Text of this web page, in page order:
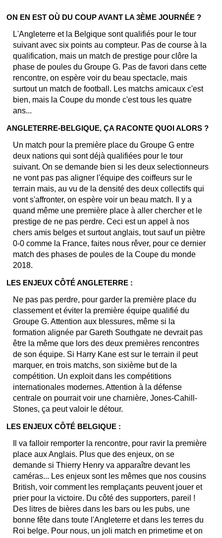
ON EN EST OÙ DU COUP AVANT LA 3ÈME JOURNÉE ?
L'Angleterre et la Belgique sont qualifiés pour le tour
suivant avec six points au compteur. Pas de course à la
qualification, mais un match de prestige pour clôre la
phase de poules du Groupe G. Pas de favori dans cette
rencontre, on espère voir du beau spectacle, mais
surtout un match de football. Les matchs amicaux c'est
bien, mais la Coupe du monde c'est tous les quatre
ans...
ANGLETERRE-BELGIQUE, ÇA RACONTE QUOI ALORS ?
Un match pour la première place du Groupe G entre
deux nations qui sont déjà qualifiées pour le tour
suivant. On se demande bien si les deux selectionneurs
ne vont pas pas aligner l'équipe des coiffeurs sur le
terrain mais, au vu de la densité des deux collectifs qui
vont s'affronter, on espère voir un beau match. Il y a
quand même une première place à aller chercher et le
prestige de ne pas perdre. Ceci est un appel à nos
chers amis belges et surtout anglais, tout sauf un piètre
0-0 comme la France, faites nous rêver, pour ce dernier
match des phases de poules de la Coupe du monde
2018.
LES ENJEUX CÔTÉ ANGLETERRE :
Ne pas pas perdre, pour garder la première place du
classement et éviter la première équipe qualifié du
Groupe G. Attention aux blessures, même si la
formation alignée par Gareth Southgate ne devrait pas
être la même que lors des deux premières rencontres
de son équipe. Si Harry Kane est sur le terrain il peut
marquer, en trois matchs, son sixième but de la
compétition. Un exploit dans les compétitions
internationales modernes. Attention à la défense
centrale on pourrait voir une charnière, Jones-Cahill-
Stones, ça peut valoir le détour.
LES ENJEUX CÔTÉ BELGIQUE :
Il va falloir remporter la rencontre, pour ravir la première
place aux Anglais. Plus que des enjeux, on se
demande si Thierry Henry va apparaître devant les
caméras... Les enjeux sont les mêmes que nos cousins
British, voir comment les remplaçants peuvent jouer et
prier pour la victoire. Du côté des supporters, pareil !
Des litres de bières dans les bars ou les pubs, une
bonne fête dans toute l'Angleterre et dans les terres du
Roi belge. Pour nous, un joli match en primetime et on